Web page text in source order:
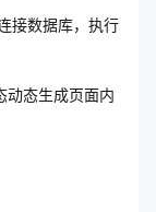
接数据库，执行
动态生成页面内